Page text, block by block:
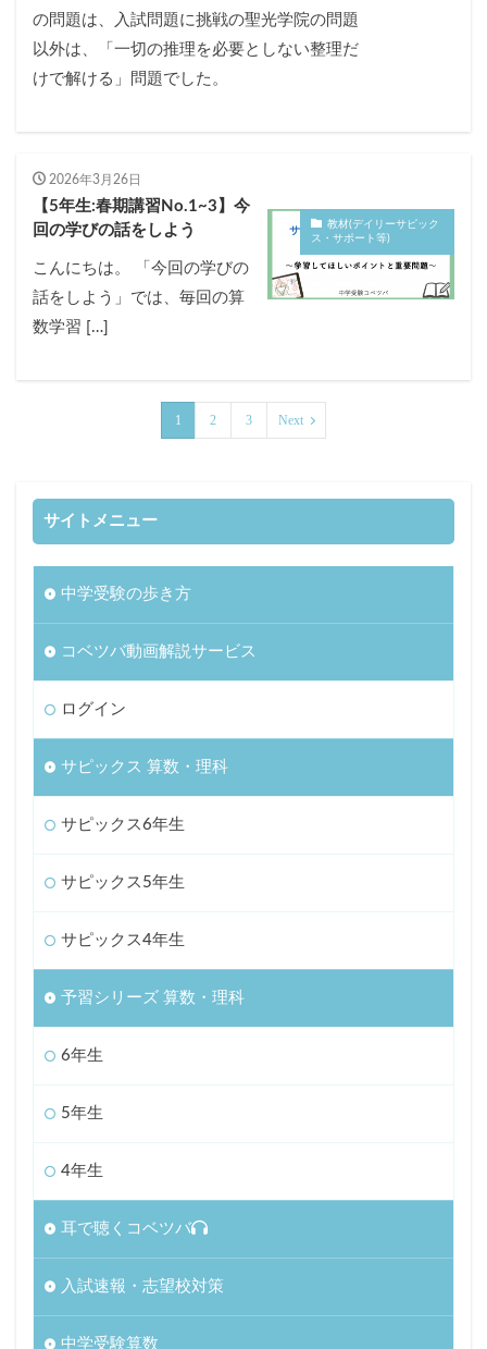
の問題は、入試問題に挑戦の聖光学院の問題
以外は、「一切の推理を必要としない整理だ
けで解ける」問題でした。
教材(デイリーサピック
ス・サポート等)
2026年3月26日
【5年生:春期講習No.1~3】今
回の学びの話をしよう
こんにちは。 「今回の学びの
話をしよう」では、毎回の算
数学習 […]
1 2 3 Next
サイトメニュー
中学受験の歩き方
コベツバ動画解説サービス
ログイン
サピックス 算数・理科
サピックス6年生
サピックス5年生
サピックス4年生
予習シリーズ 算数・理科
6年生
5年生
4年生
耳で聴くコベツバ
入試速報・志望校対策
中学受験算数